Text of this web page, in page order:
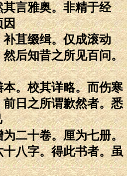
言雅奥。非精于经
因
苴缀缉。仅成滚动
后知昔之所见百问。
。校其详略。而伤寒
日之所谓歉然者。悉
二十卷。厘为七册。
八字。得此书者。虽